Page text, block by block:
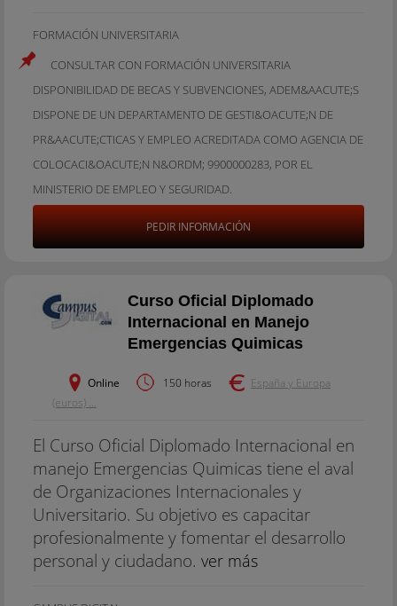
FORMACIÓN UNIVERSITARIA
CONSULTAR CON FORMACIÓN UNIVERSITARIA
DISPONIBILIDAD DE BECAS Y SUBVENCIONES, ADEM&AACUTE;S
DISPONE DE UN DEPARTAMENTO DE GESTI&OACUTE;N DE
PR&AACUTE;CTICAS Y EMPLEO ACREDITADA COMO AGENCIA DE
COLOCACI&OACUTE;N N&ORDM; 9900000283, POR EL
MINISTERIO DE EMPLEO Y SEGURIDAD.
PEDIR INFORMACIÓN
Curso Oficial Diplomado
Internacional en Manejo
Emergencias Quimicas
Online 150 horas
España y Europa
(euros) ...
El Curso Oficial Diplomado Internacional en
manejo Emergencias Quimicas tiene el aval
de Organizaciones Internacionales y
Universitario. Su objetivo es capacitar
profesionalmente y fomentar el desarrollo
personal y ciudadano. ver más